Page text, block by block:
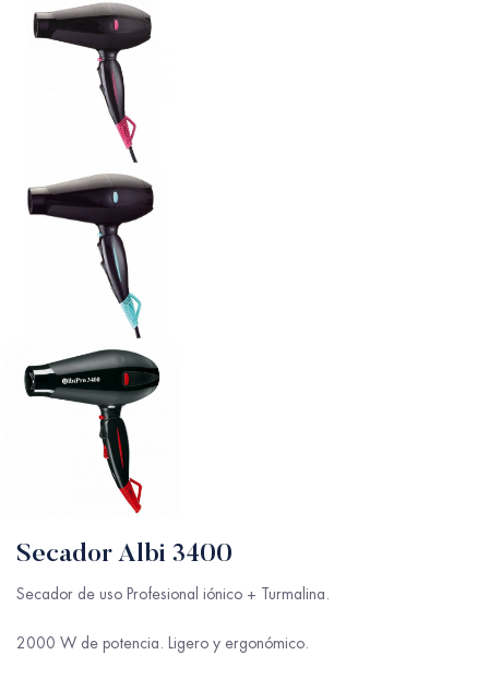
Secador Albi 3400
Secador de uso Profesional iónico + Turmalina.
2000 W de potencia. Ligero y ergonómico.